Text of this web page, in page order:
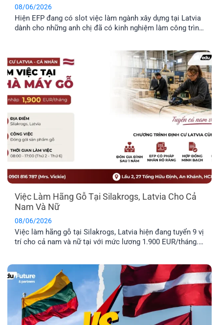
08/06/2026
Hiện EFP đang có slot việc làm ngành xây dựng tại Latvia
dành cho những anh chị đã có kinh nghiệm làm công trình
Trong bài viết dưới đây, anh [...]
Việc Làm Hãng Gỗ Tại Silakrogs, Latvia Cho Cả
Nam Và Nữ
08/06/2026
Việc làm hãng gỗ tại Silakrogs, Latvia hiện đang tuyển 9 vị
trí cho cả nam và nữ tại với mức lương 1.900 EUR/tháng.
lựa chọn phù hợp cho [...]